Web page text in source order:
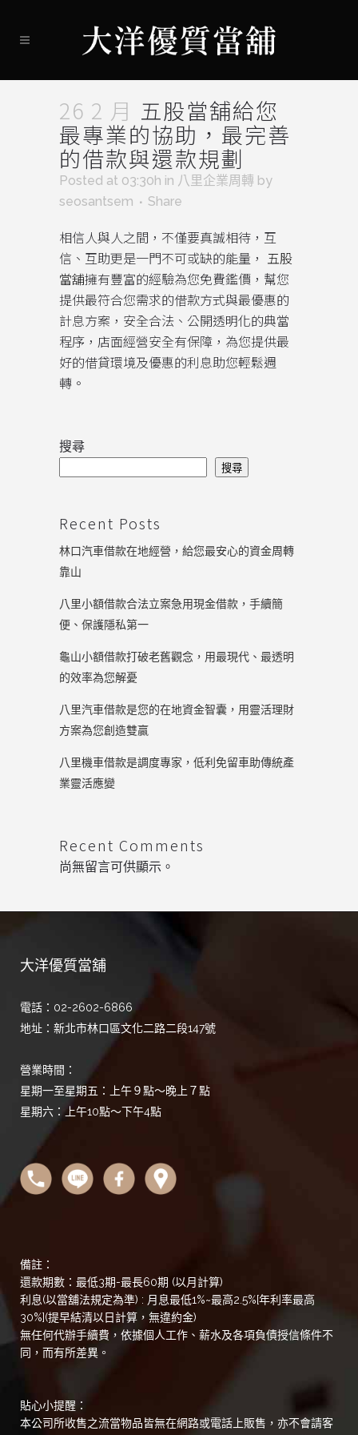
26 2 月 五股當舖給您
最專業的協助，最完善
的借款與還款規劃
Posted at 03:30h in 八里企業周轉 by
seosantsem
Share
相信人與人之間，不僅要真誠相待，互
信、互助更是一門不可或缺的能量， 五股
當舖擁有豐富的經驗為您免費鑑價，幫您
提供最符合您需求的借款方式與最優惠的
計息方案，安全合法、公開透明化的典當
程序，店面經營安全有保障，為您提供最
好的借貸環境及優惠的利息助您輕鬆週
轉。
搜尋
搜尋
Recent Posts
林口汽車借款在地經營，給您最安心的資金周轉
靠山
八里小額借款合法立案急用現金借款，手續簡
便、保護隱私第一
龜山小額借款打破老舊觀念，用最現代、最透明
的效率為您解憂
八里汽車借款是您的在地資金智囊，用靈活理財
方案為您創造雙贏
八里機車借款是調度專家，低利免留車助傳統產
業靈活應變
Recent Comments
尚無留言可供顯示。
大洋優質當舖
電話：02-2602-6866
地址：新北市林口區文化二路二段147號
營業時間：
星期一至星期五：上午９點～晚上７點
星期六：上午10點～下午4點
備註：
還款期數：最低3期-最長60期 (以月計算)
利息(以當舖法規定為準) : 月息最低1%~最高2.5%[年利率最高
30%](提早結清以日計算，無違約金)
無任何代辦手續費，依據個人工作、薪水及各項負債授信條件不
同，而有所差異。
貼心小提醒：
本公司所收售之流當物品皆無在網路或電話上販售，亦不會請客